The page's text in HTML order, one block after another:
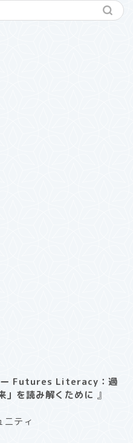
ー Futures Literacy：過
」を読み解くために 』
ティ